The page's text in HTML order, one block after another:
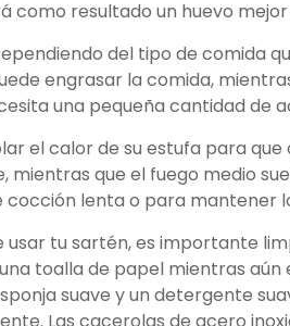
como resultado un huevo
del tipo de comida
engrasar la comida,
una pequeña cantidad de
el calor de su estufa para
que el fuego medio
lenta o para mantener
usar tu sartén, es importante
toalla de papel mientras
suave y un detergente